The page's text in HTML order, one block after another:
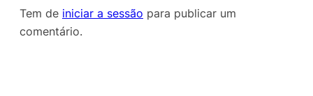
Tem de iniciar a sessão para publicar um
comentário.